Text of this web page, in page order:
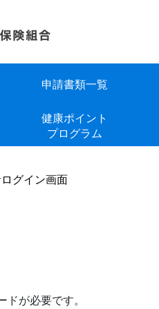
申請書類一覧
健康ポイント
プログラム
グイン画面
が必要です。